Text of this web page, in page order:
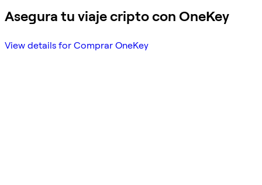
Asegura tu viaje cripto con OneKey
View details for Comprar OneKey